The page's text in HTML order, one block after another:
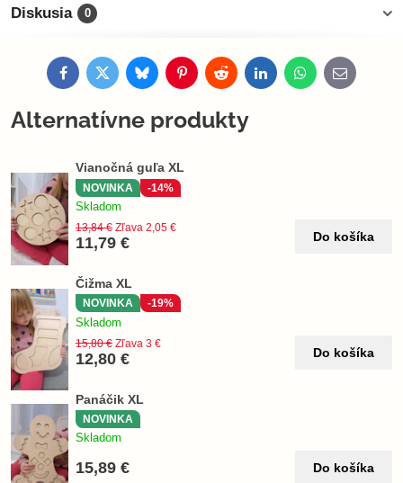
Diskusia 0
FacebookTwitterBlueskyPinterestRedditLinkedInWhatsApp
E-
mail
Alternatívne produkty
Vianočná guľa XL
NOVINKA -14%
Skladom
11,79 €
13,84 € Zľava 2,05 €
Do košíka
Čižma XL
NOVINKA -19%
Skladom
12,80 €
15,80 € Zľava 3 €
Do košíka
Panáčik XL
NOVINKA
Skladom
15,89 € Do košíka